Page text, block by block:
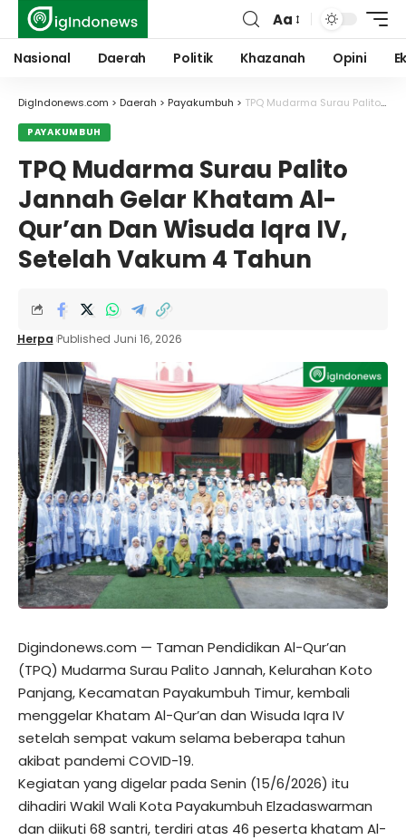
Font
Resizer
Aa
Nasional Daerah Politik Khazanah Opini
DigIndonews.com > Daerah > Payakumbuh > TPQ Mudarma Surau Palito Jannah Gelar Khatam Al-Qur’an Dan Wisuda Iqra IV, Setelah Vakum 4 Tahun
PAYAKUMBUH
TPQ Mudarma Surau Palito
Jannah Gelar Khatam Al-
Qur’an Dan Wisuda Iqra IV,
Setelah Vakum 4 Tahun
Herpa Published Juni 16, 2026
Digindonews.com — Taman Pendidikan Al-Qur’an
(TPQ) Mudarma Surau Palito Jannah, Kelurahan Koto
Panjang, Kecamatan Payakumbuh Timur, kembali
menggelar Khatam Al-Qur’an dan Wisuda Iqra IV
setelah sempat vakum selama beberapa tahun
akibat pandemi COVID-19.
Kegiatan yang digelar pada Senin (15/6/2026) itu
dihadiri Wakil Wali Kota Payakumbuh Elzadaswarman
dan diikuti 68 santri, terdiri atas 46 peserta khatam Al-